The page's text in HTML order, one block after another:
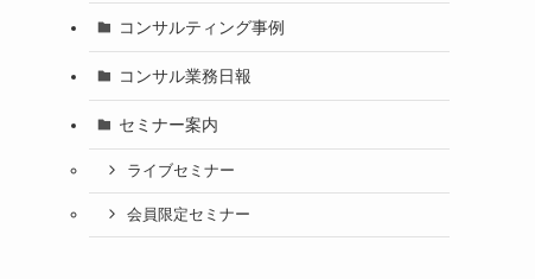
コンサルティング事例
コンサル業務日報
セミナー案内
ライブセミナー
会員限定セミナー